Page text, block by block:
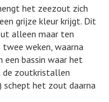
het zeezout zich
grijze kleur krijgt. Dit
alleen maar ten
twee weken, waarna
bassin waar het
de zoutkristallen
schept het zout daarna